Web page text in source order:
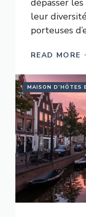
leur
porteuses
READ MORE
MAISON D’HÔTES